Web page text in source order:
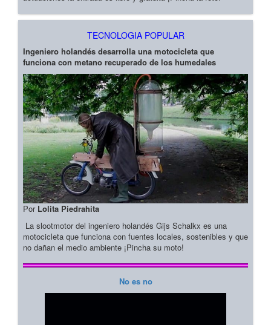
TECNOLOGIA POPULAR
Ingeniero holandés desarrolla una motocicleta que
funciona con metano recuperado de los humedales
Por Lolita Piedrahita
La slootmotor del ingeniero holandés Gijs Schalkx es una
motocicleta que funciona con fuentes locales, sostenibles y que
no dañan el medio ambiente ¡Pincha su moto!
No es no